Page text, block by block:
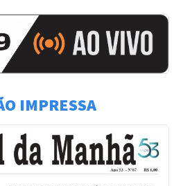
IMPRESSA